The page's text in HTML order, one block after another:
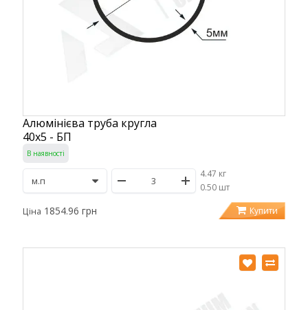
Алюмінієва труба кругла
40х5 - БП
В наявності
4.47 кг
/0.50 шт
Ціна 1854.96 грн Купити